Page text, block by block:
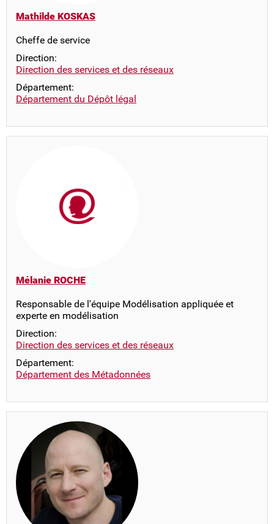
Mathilde KOSKAS
Cheffe de service
Direction:
Direction des services et des réseaux
Département:
Département du Dépôt légal
Mélanie ROCHE
Responsable de l'équipe Modélisation appliquée et
experte en modélisation
Direction:
Direction des services et des réseaux
Département:
Département des Métadonnées